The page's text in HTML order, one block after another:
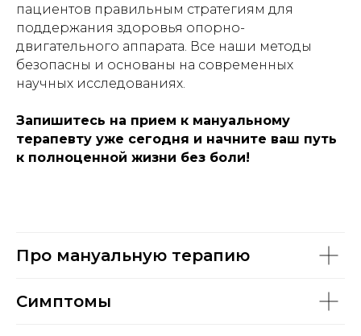
пациентов правильным стратегиям для
поддержания здоровья опорно-
двигательного аппарата. Все наши методы
безопасны и основаны на современных
научных исследованиях.
Запишитесь на прием к мануальному
терапевту уже сегодня и начните ваш путь
к полноценной жизни без боли!
Про мануальную терапию
Симптомы